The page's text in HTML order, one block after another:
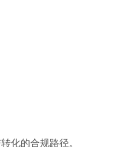
化的合规路径。